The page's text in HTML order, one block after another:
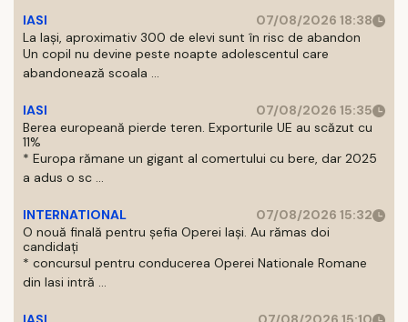
IASI
07/08/2026 18:38
La Iași, aproximativ 300 de elevi sunt în risc de abandon
Un copil nu devine peste noapte adolescentul care
abandonează scoala ...
IASI
07/08/2026 15:35
Berea europeană pierde teren. Exporturile UE au scăzut cu
11%
* Europa rămane un gigant al comertului cu bere, dar 2025
a adus o sc ...
INTERNATIONAL
07/08/2026 15:32
O nouă finală pentru șefia Operei Iași. Au rămas doi
candidați
* concursul pentru conducerea Operei Nationale Romane
din Iasi intră ...